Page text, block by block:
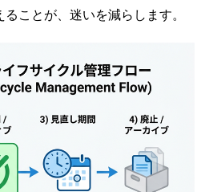
ることが、迷いを減らします。